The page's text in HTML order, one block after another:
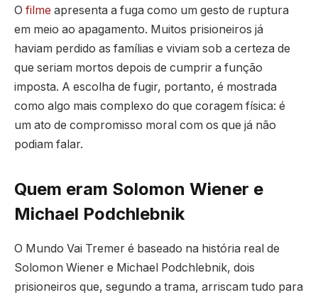
O filme apresenta a fuga como um gesto de ruptura
em meio ao apagamento. Muitos prisioneiros já
haviam perdido as famílias e viviam sob a certeza de
que seriam mortos depois de cumprir a função
imposta. A escolha de fugir, portanto, é mostrada
como algo mais complexo do que coragem física: é
um ato de compromisso moral com os que já não
podiam falar.
Quem eram Solomon Wiener e
Michael Podchlebnik
O Mundo Vai Tremer é baseado na história real de
Solomon Wiener e Michael Podchlebnik, dois
prisioneiros que, segundo a trama, arriscam tudo para